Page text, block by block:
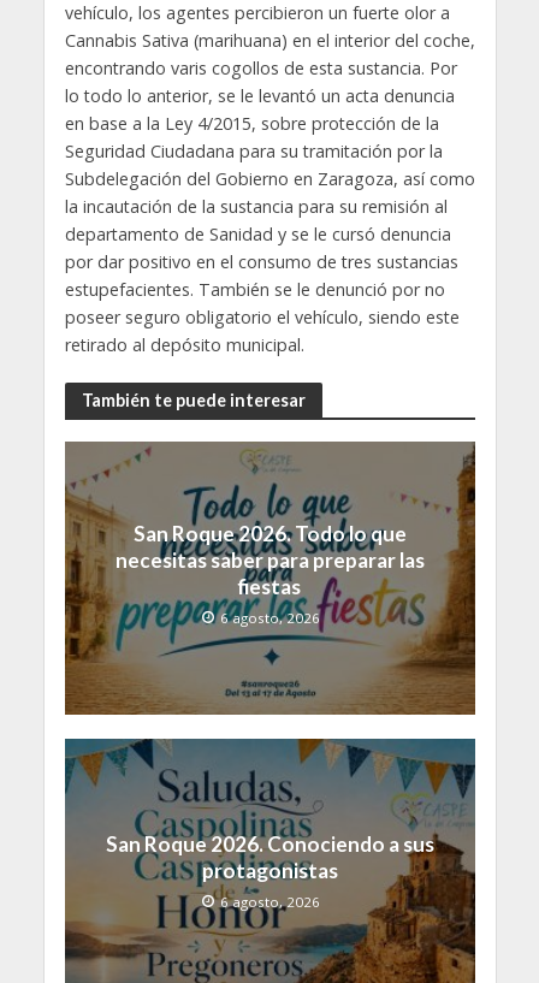
vehículo, los agentes percibieron un fuerte olor a
Cannabis Sativa (marihuana) en el interior del coche,
encontrando varis cogollos de esta sustancia. Por
lo todo lo anterior, se le levantó un acta denuncia
en base a la Ley 4/2015, sobre protección de la
Seguridad Ciudadana para su tramitación por la
Subdelegación del Gobierno en Zaragoza, así como
la incautación de la sustancia para su remisión al
departamento de Sanidad y se le cursó denuncia
por dar positivo en el consumo de tres sustancias
estupefacientes. También se le denunció por no
poseer seguro obligatorio el vehículo, siendo este
retirado al depósito municipal.
También te puede interesar
San Roque 2026. Todo lo que
necesitas saber para preparar las
fiestas
6 agosto, 2026
San Roque 2026. Conociendo a sus
protagonistas
6 agosto, 2026